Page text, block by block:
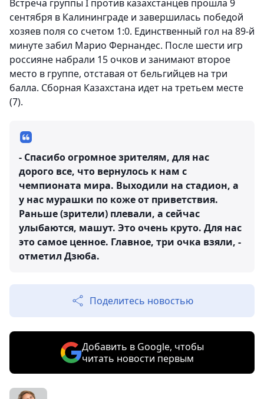
Встреча группы I против казахстанцев прошла 9
сентября в Калининграде и завершилась победой
хозяев поля со счетом 1:0. Единственный гол на 89-й
минуте забил Марио Фернандес. После шести игр
россияне набрали 15 очков и занимают второе
место в группе, отставая от бельгийцев на три
балла. Сборная Казахстана идет на третьем месте
(7).
- Спасибо огромное зрителям, для нас
дорого все, что вернулось к нам с
чемпионата мира. Выходили на стадион, а
у нас мурашки по коже от приветствия.
Раньше (зрители) плевали, а сейчас
улыбаются, машут. Это очень круто. Для нас
это самое ценное. Главное, три очка взяли, -
отметил Дзюба.
Поделитесь новостью
Добавить в Google, чтобы
читать новости первым